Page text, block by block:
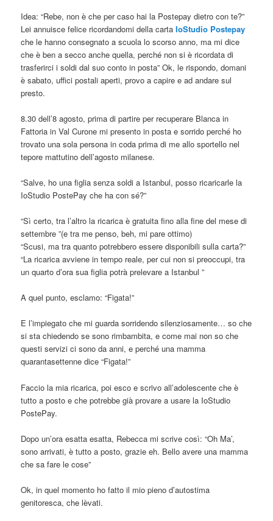
Idea: “Rebe, non è che per caso hai la Postepay dietro con te?”
Lei annuisce felice ricordandomi della cartaIoStudio Postepay
che le hanno consegnato a scuola lo scorso anno, ma mi dice
che è ben a secco anche quella, perché non si è ricordata di
trasferirci i soldi dal suo conto in posta” Ok, le rispondo, domani
è sabato, uffici postali aperti, provo a capire e ad andare sul
presto.
8.30 dell’8 agosto, prima di partire per recuperare Blanca in
Fattoria in Val Curone mi presento in posta e sorrido perché ho
trovato una sola persona in coda prima di me allo sportello nel
tepore mattutino dell’agosto milanese.
“Salve, ho una figlia senza soldi a Istanbul, posso ricaricarle la
IoStudio PostePay che ha con sé?”
“Sì certo, tra l’altro la ricarica è gratuita fino alla fine del mese di
settembre ”(e tra me penso, beh, mi pare ottimo)
“Scusi, ma tra quanto potrebbero essere disponibili sulla carta?”
“La ricarica avviene in tempo reale, per cui non si preoccupi, tra
un quarto d’ora sua figlia potrà prelevare a Istanbul ”
A quel punto, esclamo: “Figata!”
E l’impiegato che mi guarda sorridendo silenziosamente… so che
si sta chiedendo se sono rimbambita, e come mai non so che
questi servizi ci sono da anni, e perché una mamma
quarantasettenne dice “Figata!”
Faccio la mia ricarica, poi esco e scrivo all’adolescente che è
tutto a posto e che potrebbe già provare a usare la IoStudio
PostePay.
Dopo un’ora esatta esatta, Rebecca mi scrive così: “Oh Ma’,
sono arrivati, è tutto a posto, grazie eh. Bello avere una mamma
che sa fare le cose”
Ok, in quel momento ho fatto il mio pieno d’autostima
genitoresca, che lèvati.